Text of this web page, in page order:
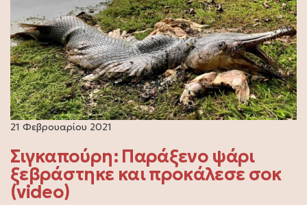
21 Φεβρουαρίου 2021
Σιγκαπούρη: Παράξενο ψάρι
ξεβράστηκε και προκάλεσε σοκ
(video)